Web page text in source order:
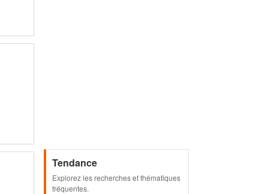
Tendance
Explorez les recherches et thématiques
fréquentes.